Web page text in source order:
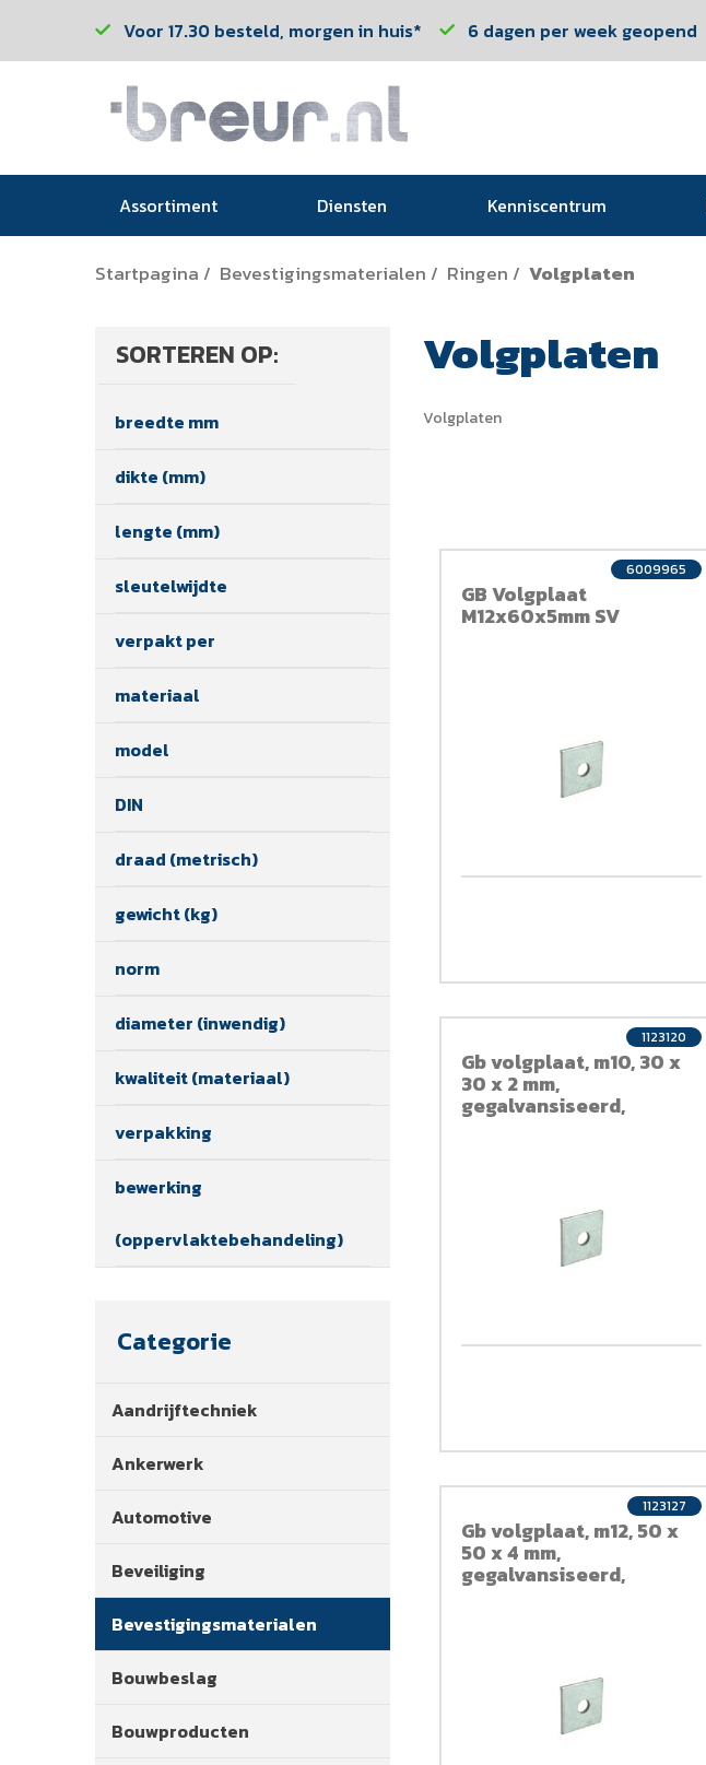
Voor 17.30 besteld, morgen in huis* 6 dagen per week geopend
Assortiment Diensten Kenniscentrum
Startpagina / Bevestigingsmaterialen / Ringen / Volgplaten
SORTEREN OP:
breedte mm
dikte (mm)
lengte (mm)
sleutelwijdte
verpakt per
materiaal
model
DIN
draad (metrisch)
gewicht (kg)
norm
diameter (inwendig)
kwaliteit (materiaal)
verpakking
bewerking
(oppervlaktebehandeling)
Categorie
Aandrijftechniek
Ankerwerk
Automotive
Beveiliging
Bevestigingsmaterialen
Bouwbeslag
Bouwproducten
Volgplaten
Volgplaten
GB Volgplaat
M12x60x5mm SV
6009965
Gb volgplaat, m10, 30 x
30 x 2 mm,
gegalvansiseerd,
1123120
Gb volgplaat, m12, 50 x
50 x 4 mm,
gegalvansiseerd,
verzinkt
1123127